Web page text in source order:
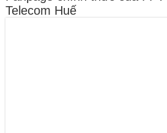
Telecom Huế